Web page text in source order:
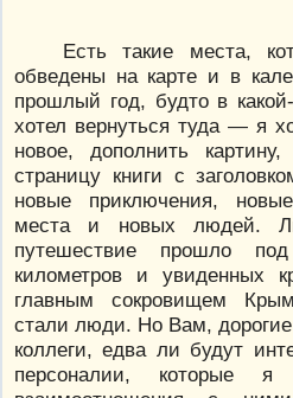
Есть такие места,
обведены на карте и в
прошлый год, будто в
хотел вернуться туда — я
новое, дополнить
страницу книги с
новые приключения,
места и новых людей.
путешествие прошло
километров и увиденных
главным сокровищем
стали люди. Но Вам,
коллеги, едва ли будут
персоналии, которые